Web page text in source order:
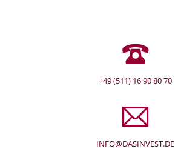
+49 (511) 16 90 80 70
INFO@DASINVEST.DE